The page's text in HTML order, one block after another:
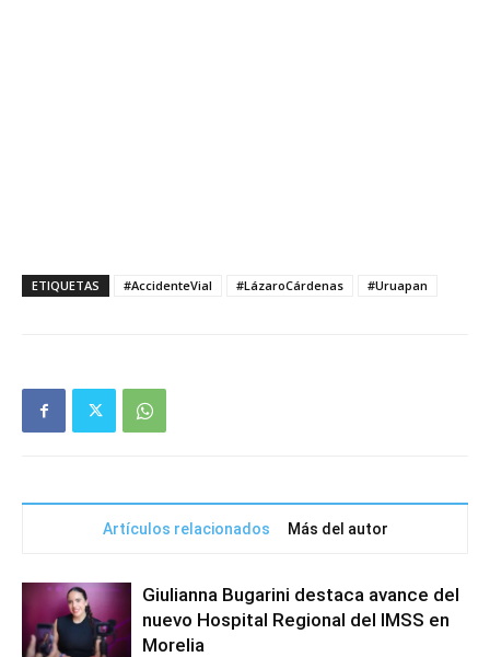
ETIQUETAS #AccidenteVial #LázaroCárdenas #Uruapan
Artículos relacionados Más del autor
Giulianna Bugarini destaca avance del
nuevo Hospital Regional del IMSS en
Morelia